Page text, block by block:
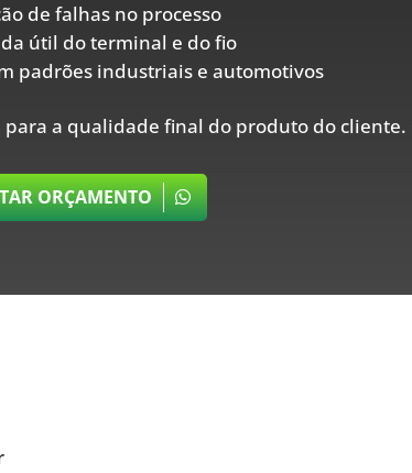
de falhas no processo
útil do terminal e do fio
padrões industriais e automotivos
a qualidade final do produto do cliente.
ORÇAMENTO